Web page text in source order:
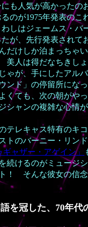
にも人気が高かった
るのが1975年発表のこ
しはジェームス・バ
たが、先行発表され
だけしか泊まっち
人は得だなちきし
ゃが、手にしたアル
ンド」の停留所にな
ても、次の朝がや
シャンの複雑な心情
テレキャス特有のキ
トのバーニー・リ
ギャザー・アゲイン」
続けるのがミュージ
！ そんな彼女の信
を冠した、70年